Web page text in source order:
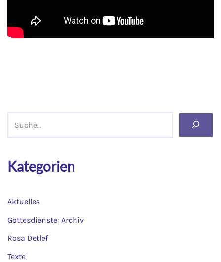
Kategorien
Aktuelles
Gottesdienste: Archiv
Rosa Detlef
Texte